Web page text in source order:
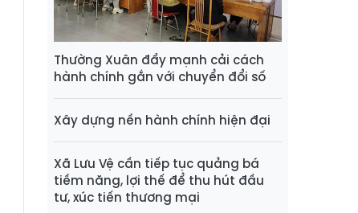
Thường Xuân đẩy mạnh cải cách
hành chính gắn với chuyển đổi số
Xây dựng nền hành chính hiện đại
Xã Lưu Vệ cần tiếp tục quảng bá
tiềm năng, lợi thế để thu hút đầu
tư, xúc tiến thương mại